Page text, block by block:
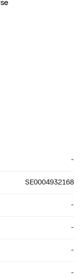
-
SE0004932168
-
-
-
-